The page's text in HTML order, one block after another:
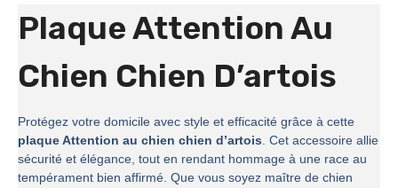
Plaque Attention Au
Chien Chien D’artois
Protégez votre domicile avec style et efficacité grâce à cette
plaque Attention au chien chien d’artois. Cet accessoire allie
sécurité et élégance, tout en rendant hommage à une race au
tempérament bien affirmé. Que vous soyez maître de chien